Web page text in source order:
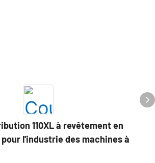
110XL à revêtement en
l'industrie des machines à